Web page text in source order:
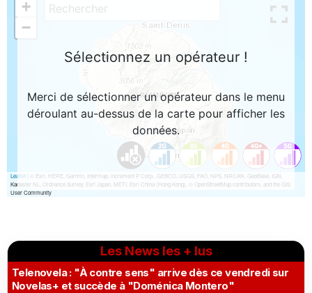
Les News les + lus
Telenovela : "À contre sens" arrive dès ce vendredi sur
Novelas+ et succède à "Doménica Montero"